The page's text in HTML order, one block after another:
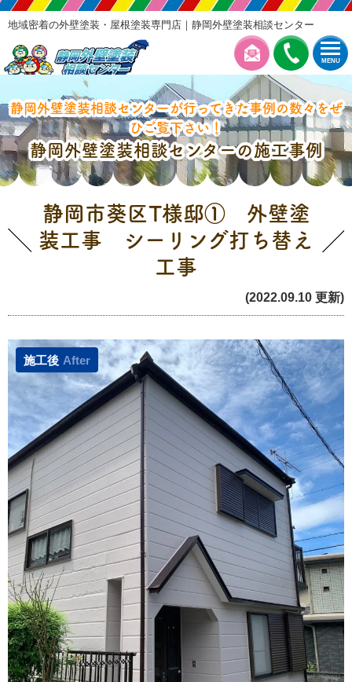
MENU
地域密着の外壁塗装・屋根塗装専門店｜静岡外壁塗装相談センター
静岡外壁塗装相談センターが行ってきた事例の数々をぜ
ひご覧下さい！
静岡外壁塗装相談センターの施工事例
静岡市葵区T様邸① 外壁塗
装工事 シーリング打ち替え
工事
(2022.09.10 更新)
施工後 After